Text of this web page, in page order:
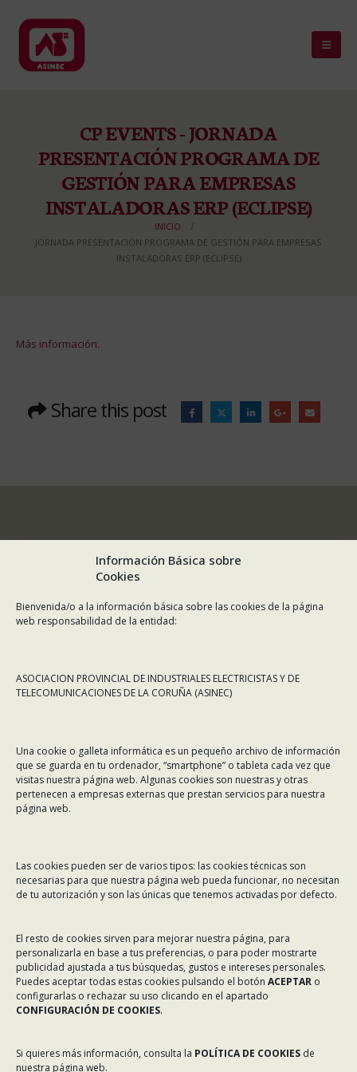
Información Básica sobre
Cookies
Bienvenida/o a la información básica sobre las cookies de la página
web responsabilidad de la entidad:
ASOCIACION PROVINCIAL DE INDUSTRIALES ELECTRICISTAS Y DE
TELECOMUNICACIONES DE LA CORUÑA (ASINEC)
Una cookie o galleta informática es un pequeño archivo de información
que se guarda en tu ordenador, “smartphone” o tableta cada vez que
visitas nuestra página web. Algunas cookies son nuestras y otras
pertenecen a empresas externas que prestan servicios para nuestra
página web.
Las cookies pueden ser de varios tipos: las cookies técnicas son
necesarias para que nuestra página web pueda funcionar, no necesitan
de tu autorización y son las únicas que tenemos activadas por defecto.
El resto de cookies sirven para mejorar nuestra página, para
personalizarla en base a tus preferencias, o para poder mostrarte
publicidad ajustada a tus búsquedas, gustos e intereses personales.
Puedes aceptar todas estas cookies pulsando el botón ACEPTAR o
configurarlas o rechazar su uso clicando en el apartado
CONFIGURACIÓN DE COOKIES.
Si quieres más información, consulta la POLÍTICA DE COOKIES de
nuestra página web.
CP EVENTS - JORNADA
PRESENTACIÓN PROGRAMA DE
GESTIÓN PARA EMPRESAS
INSTALADORAS ERP (ECLIPSE)
INICIO
JORNADA PRESENTACIÓN PROGRAMA DE GESTIÓN PARA EMPRESAS
INSTALADORAS ERP (ECLIPSE)
Más información.
Share this post
Dirección: Rafael Alberti 7, 1º C-D. 15008 A Coruña
Teléfono: 981 299 710
Email: asinec@asinec.org
Noticias
Servicios
Asociados
Tablón de Anuncios
Incidencias en Expediente U.F.D.